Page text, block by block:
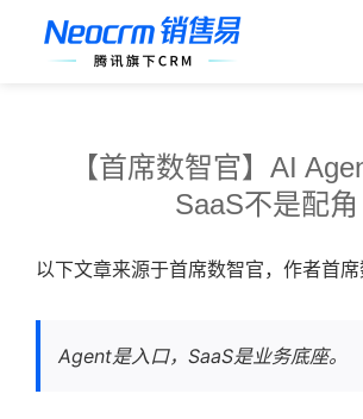
【首席数智官】AI
SaaS不是配角
以下文章来源于首席数智官，作者首
Agent是入口，SaaS是业务底座。